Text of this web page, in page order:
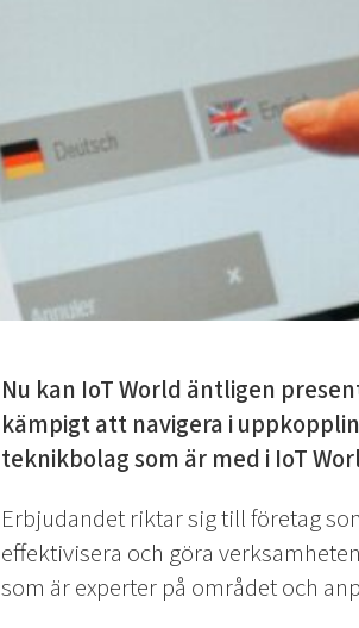
Nu kan IoT World äntligen
kämpigt att navigera i
teknikbolag som är med i IoT
Erbjudandet riktar sig till företag
effektivisera och göra
som är experter på området och